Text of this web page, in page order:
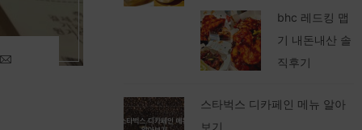
bhc 레드킹 맵
기 내돈내산 솔
직후기
스타벅스 디카페인 메뉴 알아
보기